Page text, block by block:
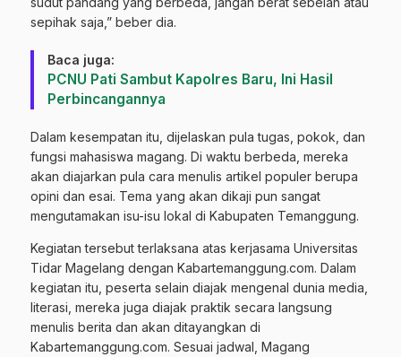
sepihak saja,” beber dia.
Baca juga:
PCNU Pati Sambut Kapolres Baru, Ini Hasil
Perbincangannya
Dalam kesempatan itu, dijelaskan pula tugas, pokok, dan
fungsi mahasiswa magang. Di waktu berbeda, mereka
akan diajarkan pula cara menulis artikel populer berupa
opini dan esai. Tema yang akan dikaji pun sangat
mengutamakan isu-isu lokal di Kabupaten Temanggung.
Kegiatan tersebut terlaksana atas kerjasama Universitas
Tidar Magelang dengan Kabartemanggung.com. Dalam
kegiatan itu, peserta selain diajak mengenal dunia media,
literasi, mereka juga diajak praktik secara langsung
menulis berita dan akan ditayangkan di
Kabartemanggung.com. Sesuai jadwal, Magang